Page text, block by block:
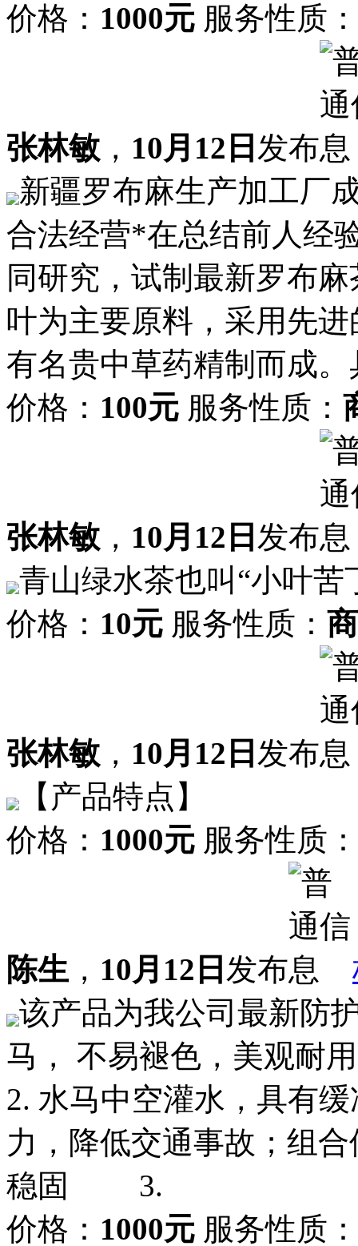
价格： 1000元 服务性质：
张林敏 ， 10月12日 发布
新疆罗布麻生产加工厂
合法经营*在总结前人经
同研究，试制最新罗布
叶为主要原料，采用先
有名贵中草药精制而成。
价格： 100元 服务性质：
张林敏 ， 10月12日 发布
青山绿水茶也叫“小叶
价格： 10元 服务性质：
张林敏 ， 10月12日 发布
【产品特点】
价格： 1000元 服务性质：
陈生 ， 10月12日 发布
该产品为我公司最新防
马， 不易褪色，美观
2. 水马中空灌水，具有
力，降低交通事故；组
稳固 3.
价格： 1000元 服务性质：